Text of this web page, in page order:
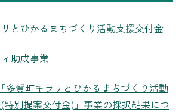
とひかるまちづくり活動支援交付金
助成事業
多賀町キラリとひかるまちづくり活動
特別提案交付金)」事業の採択結果につ